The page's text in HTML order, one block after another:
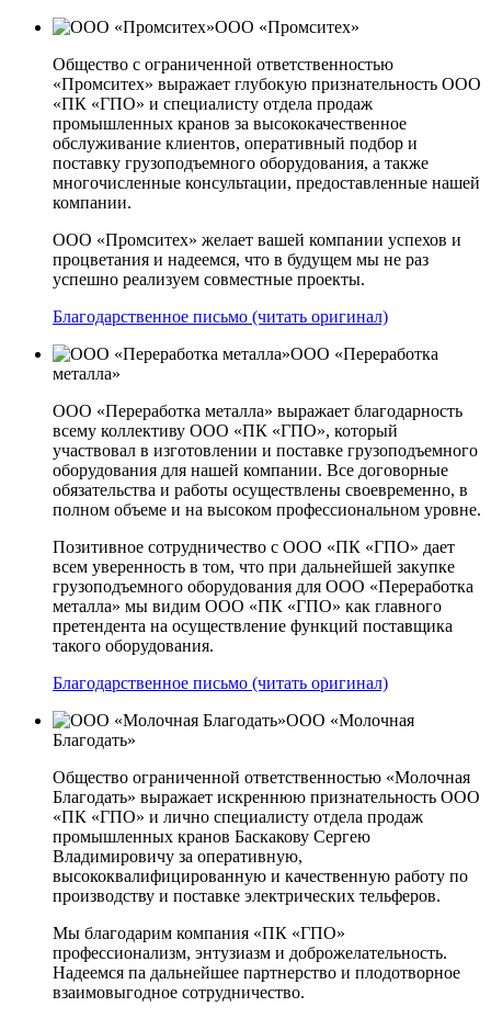
ООО «Промситех»
Общество с ограниченной ответственностью
«Промситех» выражает глубокую признательность ООО
«ПК «ГПО» и специалисту отдела продаж
промышленных кранов за высококачественное
обслуживание клиентов, оперативный подбор и
поставку грузоподъемного оборудования, а также
многочисленные консультации, предоставленные нашей
компании.
ООО «Промситех» желает вашей компании успехов и
процветания и надеемся, что в будущем мы не раз
успешно реализуем совместные проекты.
Благодарственное письмо (читать оригинал)
ООО «Переработка
металла»
ООО «Переработка металла» выражает благодарность
всему коллективу ООО «ПК «ГПО», который
участвовал в изготовлении и поставке грузоподъемного
оборудования для нашей компании. Все договорные
обязательства и работы осуществлены своевременно, в
полном объеме и на высоком профессиональном уровне.
Позитивное сотрудничество с ООО «ПК «ГПО» дает
всем уверенность в том, что при дальнейшей закупке
грузоподъемного оборудования для ООО «Переработка
металла» мы видим ООО «ПК «ГПО» как главного
претендента на осуществление функций поставщика
такого оборудования.
Благодарственное письмо (читать оригинал)
ООО «Молочная
Благодать»
Общество ограниченной ответственностью «Молочная
Благодать» выражает искреннюю признательность ООО
«ПК «ГПО» и лично специалисту отдела продаж
промышленных кранов Баскакову Сергею
Владимировичу за оперативную,
высококвалифицированную и качественную работу по
производству и поставке электрических тельферов.
Мы благодарим компания «ПК «ГПО»
профессионализм, энтузиазм и доброжелательность.
Надеемся па дальнейшее партнерство и плодотворное
взаимовыгодное сотрудничество.